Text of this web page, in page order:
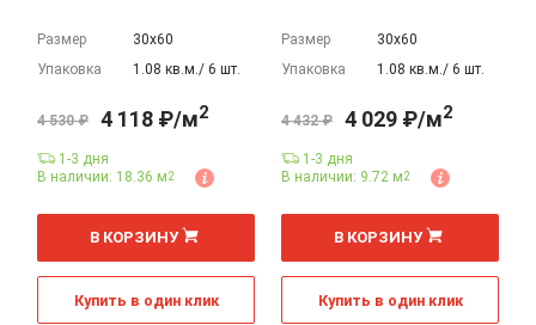
Размер
30х60
Упаковка
1.08 кв.м./ 6 шт.
4 530 ₽ 4 118 ₽/м2
1-3 дня
В наличии: 18.36 м2
м
В КОРЗИНУ
Купить в один клик
Размер
30х60
Упаковка
1.08 кв.м./ 6 шт.
4 432 ₽ 4 029 ₽/м2
1-3 дня
В наличии: 9.72 м2
м
В КОРЗИНУ
Купить в один клик